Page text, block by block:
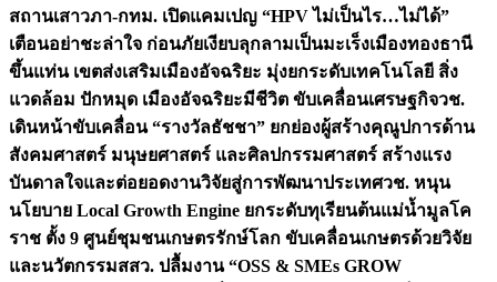
สถานเสาวภา-กทม. เปิดแคมเปญ “HPV ไม่เป็นไร…ไม่ได้”
เตือนอย่าชะล่าใจ ก่อนภัยเงียบลุกลามเป็นมะเร็งเมืองทองธานี
ขึ้นแท่น เขตส่งเสริมเมืองอัจฉริยะ มุ่งยกระดับเทคโนโลยี สิ่ง
แวดล้อม ปักหมุด เมืองอัจฉริยะมีชีวิต ขับเคลื่อนเศรษฐกิจวช.
เดินหน้าขับเคลื่อน “รางวัลธัชชา” ยกย่องผู้สร้างคุณูปการด้าน
สังคมศาสตร์ มนุษยศาสตร์ และศิลปกรรมศาสตร์ สร้างแรง
บันดาลใจและต่อยอดงานวิจัยสู่การพัฒนาประเทศวช. หนุน
นโยบาย Local Growth Engine ยกระดับทุเรียนต้นแม่น้ำมูลโค
ราช ตั้ง 9 ศูนย์ชุมชนเกษตรรักษ์โลก ขับเคลื่อนเกษตรด้วยวิจัย
และนวัตกรรมสสว. ปลื้มงาน “OSS & SMEs GROW